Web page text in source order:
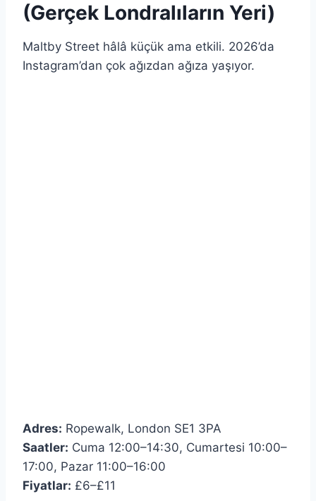
(Gerçek Londralıların Yeri)
Maltby Street hâlâ küçük ama etkili. 2026’da
Instagram’dan çok ağızdan ağıza yaşıyor.
Adres: Ropewalk, London SE1 3PA
Saatler: Cuma 12:00–14:30, Cumartesi 10:00–
17:00, Pazar 11:00–16:00
Fiyatlar: £6–£11